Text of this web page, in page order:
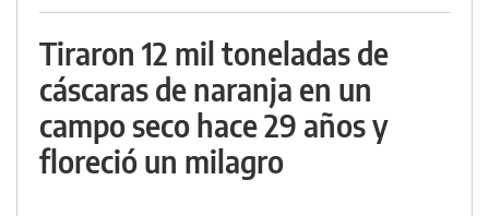
Tiraron 12 mil toneladas de
cáscaras de naranja en un
campo seco hace 29 años y
floreció un milagro